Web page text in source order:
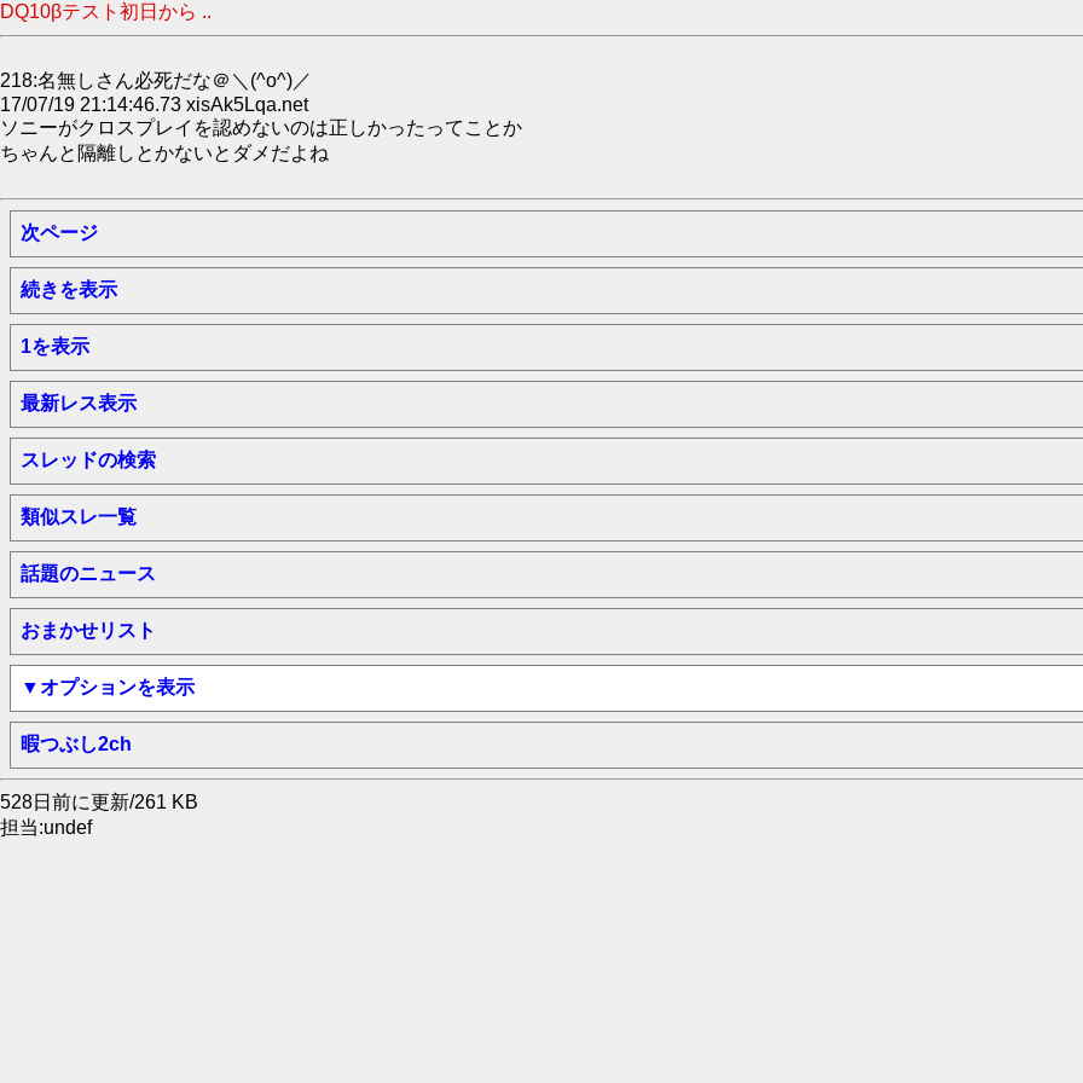
DQ10βテスト初日から ..
218:名無しさん必死だな＠＼(^o^)／
17/07/19 21:14:46.73 xisAk5Lqa.net
ソニーがクロスプレイを認めないのは正しかったってことか
ちゃんと隔離しとかないとダメだよね
次ページ
続きを表示
1を表示
最新レス表示
スレッドの検索
類似スレ一覧
話題のニュース
おまかせリスト
▼オプションを表示
暇つぶし2ch
528日前に更新/261 KB
担当:undef